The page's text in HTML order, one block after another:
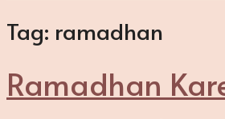
Tag: ramadhan
Ramadhan